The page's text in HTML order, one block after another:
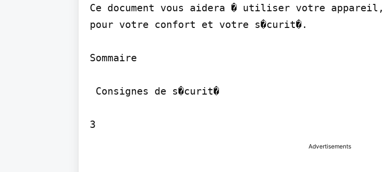
Ce document vous aidera � utiliser votre appareil,
pour votre confort et votre s�curit�.
Sommaire
Advertisements